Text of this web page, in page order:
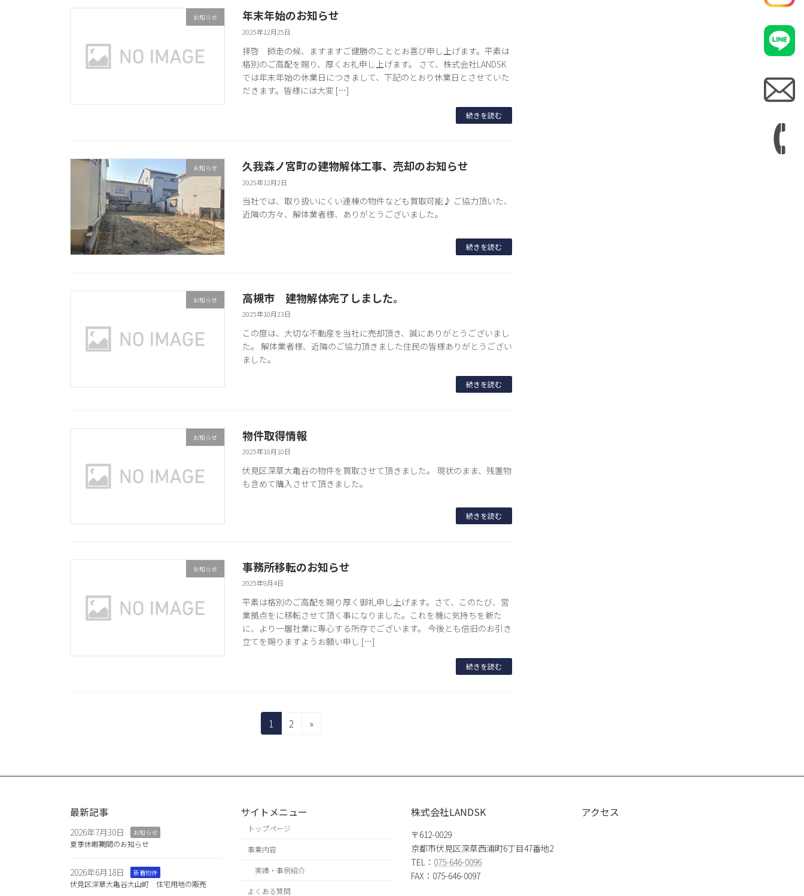
お知らせ 年末年始のお知らせ
2025年12月25日
拝啓 師走の候、ますますご健勝のこととお喜び申し上げます。平素は
格別のご高配を賜り、厚くお礼申し上げます。 さて、株式会社LANDSK
では年末年始の休業日につきまして、下記のとおり休業日とさせていた
だきます。皆様には大変 […]
続きを読む
お知らせ 久我森ノ宮町の建物解体工事、売却のお知らせ
2025年12月2日
当社では、取り扱いにくい連棟の物件なども買取可能♪ ご協力頂いた、
近隣の方々、解体業者様、ありがとうございました。
続きを読む
お知らせ 高槻市 建物解体完了しました。
2025年10月23日
この度は、大切な不動産を当社に売却頂き、誠にありがとうございまし
た。 解体業者様、近隣のご協力頂きました住民の皆様ありがとうござい
ました。
続きを読む
お知らせ 物件取得情報
2025年10月10日
伏見区深草大亀谷の物件を買取させて頂きました。 現状のまま、残置物
も含めて購入させて頂きました。
続きを読む
お知らせ 事務所移転のお知らせ
2025年9月4日
平素は格別のご高配を賜り厚く御礼申し上げます。さて、このたび、営
業拠点をに移転させて頂く事になりました。これを機に気持ちを新た
に、より一層社業に専心する所存でございます。 今後とも倍旧のお引き
立てを賜りますようお願い申し […]
続きを読む
の
ー
ジ
送
り
固
定
ジ
1
固
ジ
2 »
最新記事
2026年7月30日 お知らせ
夏季休暇期間のお知らせ
2026年6月18日 新着物件
伏見区深草大亀谷大山町 住宅用地の販売
サイトメニュー
トップページ
事業内容
実績・事例紹介
よくある質問
株式会社LANDSK
〒612-0029
京都市伏見区深草西浦町6丁目47番地2
TEL： 075-646-0096
FAX：075-646-0097
アクセス